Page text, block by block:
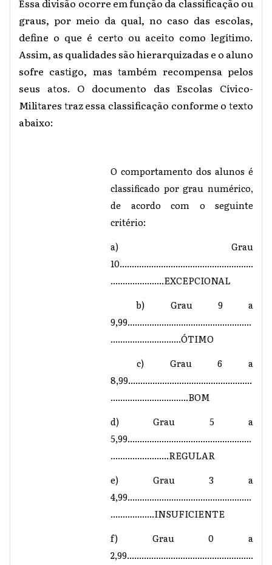
Essa divisão ocorre em função da classificação ou
graus, por meio da qual, no caso das escolas,
define o que é certo ou aceito como legítimo.
Assim, as qualidades são hierarquizadas e o aluno
sofre castigo, mas também recompensa pelos
seus atos. O documento das Escolas Cívico-
Militares traz essa classificação conforme o texto
abaixo:
O comportamento dos alunos é
classificado por grau numérico,
de acordo com o seguinte
critério:
a) Grau
10.......................................................
......................EXCEPCIONAL
b) Grau 9 a
9,99...................................................
.............................ÓTIMO
c) Grau 6 a
8,99...................................................
................................BOM
d) Grau 5 a
5,99...................................................
........................REGULAR
e) Grau 3 a
4,99...................................................
..................INSUFICIENTE
f) Grau 0 a
2,99....................................................